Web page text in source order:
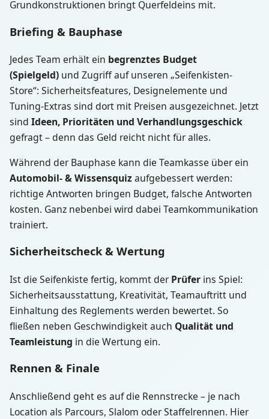
Grundkonstruktionen bringt Querfeldeins mit.
Briefing & Bauphase
Jedes Team erhält ein begrenztes Budget
(Spielgeld) und Zugriff auf unseren „Seifenkisten-
Store“: Sicherheitsfeatures, Designelemente und
Tuning-Extras sind dort mit Preisen ausgezeichnet. Jetzt
sind Ideen, Prioritäten und Verhandlungsgeschick
gefragt – denn das Geld reicht nicht für alles.
Während der Bauphase kann die Teamkasse über ein
Automobil- & Wissensquizaufgebessert werden:
richtige Antworten bringen Budget, falsche Antworten
kosten. Ganz nebenbei wird dabei Teamkommunikation
trainiert.
Sicherheitscheck & Wertung
Ist die Seifenkiste fertig, kommt derPrüfer ins Spiel:
Sicherheitsausstattung, Kreativität, Teamauftritt und
Einhaltung des Reglements werden bewertet. So
fließen neben Geschwindigkeit auch Qualität und
Teamleistung in die Wertung ein.
Rennen & Finale
Anschließend geht es auf die Rennstrecke – je nach
Location als Parcours, Slalom oder Staffelrennen. Hier